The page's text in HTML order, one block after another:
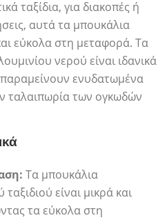
ταξίδια, για διακοπές ή
αυτά τα μπουκάλια
εύκολα στη μεταφορά. Τα
νερού είναι ιδανικά
ενυδατωμένα
ταλαιπωρία των ογκωδών
Τα μπουκάλια
είναι μικρά και
τα εύκολα στη